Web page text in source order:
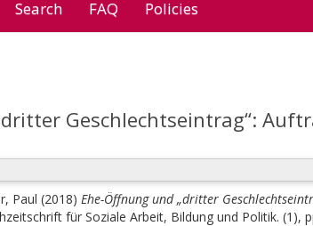
Search FAQ Policies
Geschlechtseintrag“:
Paul (2018) Ehe-Öffnung und „dritter
für Soziale Arbeit, Bildung und Politik. (1),